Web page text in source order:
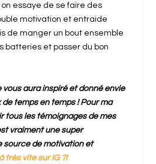
on essaye de se faire des
motivation et entraide
de manger un bout ensemble
batteries et passer du bon
vous aura inspiré et donné envie
temps en temps ! Pour ma
tous les témoignages de mes
vraiment une super
source de motivation et
très vite sur IG ?!